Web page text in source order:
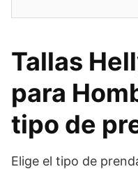
Tallas
para
tipo de
Elige el tipo de